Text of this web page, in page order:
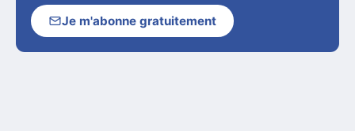
Je m'abonne gratuitement